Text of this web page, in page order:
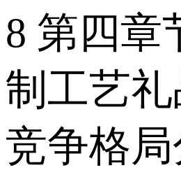
8 第四章
制工艺
竞争格